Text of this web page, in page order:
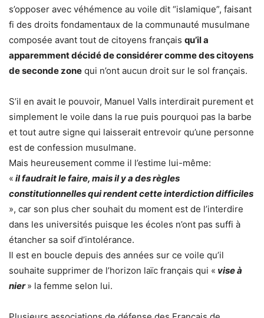
s’opposer avec véhémence au voile dit “islamique”, faisant
fi des droits fondamentaux de la communauté musulmane
composée avant tout de citoyens français qu’il a
apparemment décidé de considérer comme des citoyens
de seconde zone qui n’ont aucun droit sur le sol français.
S’il en avait le pouvoir, Manuel Valls interdirait purement et
simplement le voile dans la rue puis pourquoi pas la barbe
et tout autre signe qui laisserait entrevoir qu’une personne
est de confession musulmane.
Mais heureusement comme il l’estime lui-même:
« il faudrait le faire, mais il y a des règles
constitutionnelles qui rendent cette interdiction difficiles
», car son plus cher souhait du moment est de l’interdire
dans les universités puisque les écoles n’ont pas suffi à
étancher sa soif d’intolérance.
Il est en boucle depuis des années sur ce voile qu’il
souhaite supprimer de l’horizon laïc français qui « vise à
nier » la femme selon lui.